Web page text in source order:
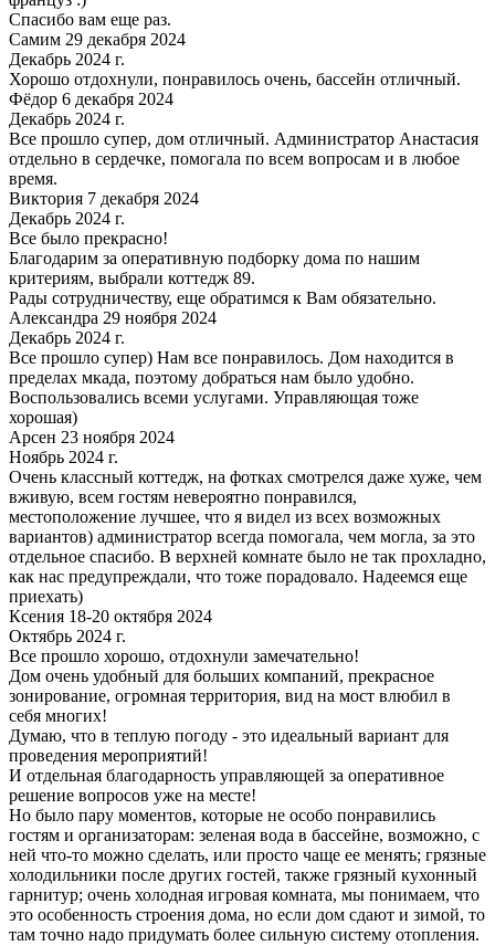
Спасибо вам еще раз.
Самим 29 декабря 2024
Декабрь 2024 г.
Хорошо отдохнули, понравилось очень, бассейн отличный.
Фёдор 6 декабря 2024
Декабрь 2024 г.
Все прошло супер, дом отличный. Администратор Анастасия
отдельно в сердечке, помогала по всем вопросам и в любое
время.
Виктория 7 декабря 2024
Декабрь 2024 г.
Все было прекрасно!
Благодарим за оперативную подборку дома по нашим
критериям, выбрали коттедж 89.
Рады сотрудничеству, еще обратимся к Вам обязательно.
Александра 29 ноября 2024
Декабрь 2024 г.
Все прошло супер) Нам все понравилось. Дом находится в
пределах мкада, поэтому добраться нам было удобно.
Воспользовались всеми услугами. Управляющая тоже
хорошая)
Арсен 23 ноября 2024
Ноябрь 2024 г.
Очень классный коттедж, на фотках смотрелся даже хуже, чем
вживую, всем гостям невероятно понравился,
местоположение лучшее, что я видел из всех возможных
вариантов) администратор всегда помогала, чем могла, за это
отдельное спасибо. В верхней комнате было не так прохладно,
как нас предупреждали, что тоже порадовало. Надеемся еще
приехать)
Ксения 18-20 октября 2024
Октябрь 2024 г.
Все прошло хорошо, отдохнули замечательно!
Дом очень удобный для больших компаний, прекрасное
зонирование, огромная территория, вид на мост влюбил в
себя многих!
Думаю, что в теплую погоду - это идеальный вариант для
проведения мероприятий!
И отдельная благодарность управляющей за оперативное
решение вопросов уже на месте!
Но было пару моментов, которые не особо понравились
гостям и организаторам: зеленая вода в бассейне, возможно, с
ней что-то можно сделать, или просто чаще ее менять; грязные
холодильники после других гостей, также грязный кухонный
гарнитур; очень холодная игровая комната, мы понимаем, что
это особенность строения дома, но если дом сдают и зимой, то
там точно надо придумать более сильную систему отопления.